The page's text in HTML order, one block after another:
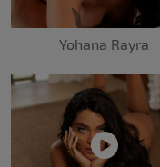
Yohana Rayra